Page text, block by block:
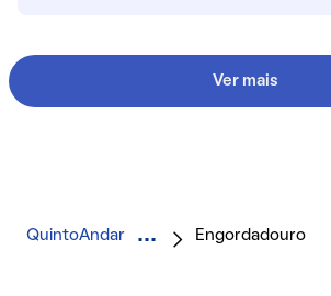
Ver mais
QuintoAndar Engordadouro